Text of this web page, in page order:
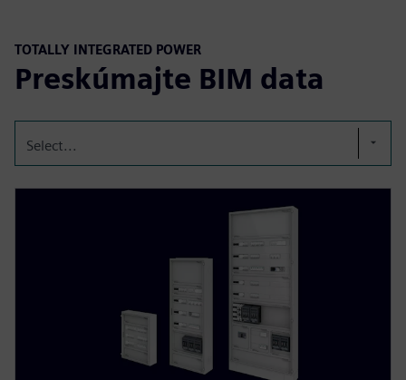
TOTALLY INTEGRATED POWER
Preskúmajte BIM data
Select...